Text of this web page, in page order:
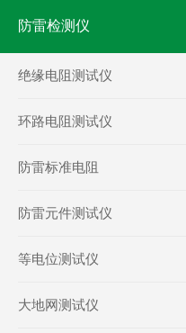
防雷检测仪
绝缘电阻测试仪
环路电阻测试仪
防雷标准电阻
防雷元件测试仪
等电位测试仪
大地网测试仪